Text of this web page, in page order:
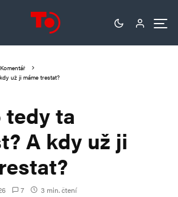
Komentář
už ji máme trestat?
tedy ta
A kdy už ji
7 3 min. čtení